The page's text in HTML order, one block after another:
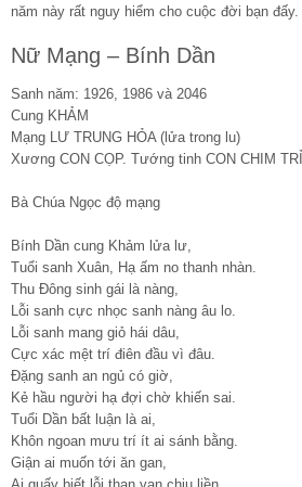
năm này rất nguy hiểm cho cuộc đời bạn đấy.
Nữ Mạng – Bính Dần
Sanh năm: 1926, 1986 và 2046
Cung KHẢM
Mạng LƯ TRUNG HỎA (lửa trong lu)
Xương CON CỌP. Tướng tinh CON CHIM TRỈ
Bà Chúa Ngọc độ mạng
Bính Dần cung Khảm lửa lư,
Tuổi sanh Xuân, Hạ ấm no thanh nhàn.
Thu Đông sinh gái là nàng,
Lỗi sanh cực nhọc sanh nàng âu lo.
Lỗi sanh mang giỏ hái dâu,
Cực xác mệt trí điên đầu vì đâu.
Đặng sanh an ngủ có giờ,
Kẻ hầu người hạ đợi chờ khiến sai.
Tuổi Dần bất luận là ai,
Khôn ngoan mưu trí ít ai sánh bằng.
Giận ai muốn tới ăn gan,